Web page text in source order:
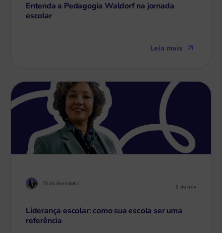
Entenda a Pedagogia Waldorf na jornada
escolar
Leia mais
Thaís Benedetti 5 de nov
Liderança escolar: como sua escola ser uma
referência